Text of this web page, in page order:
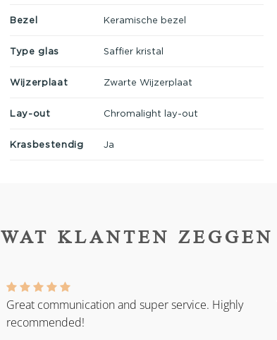
Bezel Keramische bezel
Type glas Saffier kristal
Wijzerplaat Zwarte Wijzerplaat
Lay-out Chromalight lay-out
Krasbestendig Ja
WAT KLANTEN ZEGGEN
Great communication and super service. Highly
recommended!